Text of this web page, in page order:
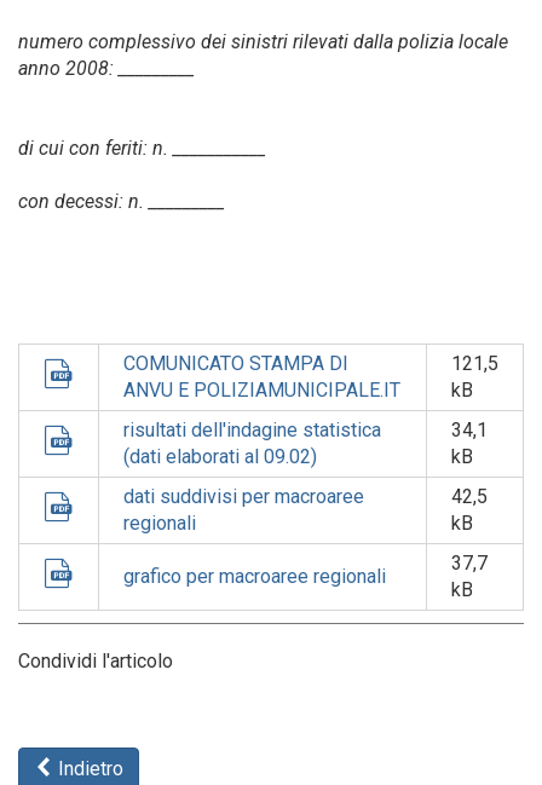
numero complessivo dei sinistri rilevati dalla polizia locale
anno 2008: _________
di cui con feriti: n. ___________
con decessi: n. _________
COMUNICATO STAMPA DI
ANVU E POLIZIAMUNICIPALE.IT
121,5
kB
risultati dell'indagine statistica
(dati elaborati al 09.02)
34,1
kB
dati suddivisi per macroaree
regionali
42,5
kB
grafico per macroaree regionali
37,7
kB
Condividi l'articolo
Indietro